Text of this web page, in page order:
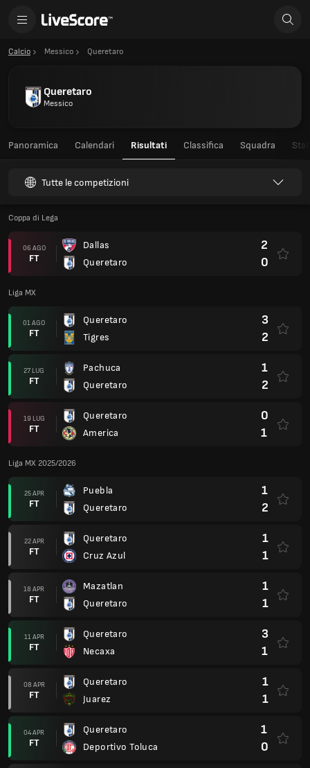
Calcio Messico Queretaro
Queretaro
Messico
Panoramica Calendari Risultati Classifica Squadra
Tutte le competizioni
Coppa di Lega
06 AGO
FT
Dallas
Queretaro
2
0
Liga MX
01 AGO
FT
Queretaro
Tigres
3
2
27 LUG
FT
Pachuca
Queretaro
1
2
19 LUG
FT
Queretaro
America
0
1
Liga MX 2025/2026
25 APR
FT
Puebla
Queretaro
1
2
22 APR
FT
Queretaro
Cruz Azul
1
1
18 APR
FT
Mazatlan
Queretaro
1
1
11 APR
FT
Queretaro
Necaxa
3
1
08 APR
FT
Queretaro
Juarez
1
1
04 APR
FT
Queretaro
Deportivo Toluca
1
0